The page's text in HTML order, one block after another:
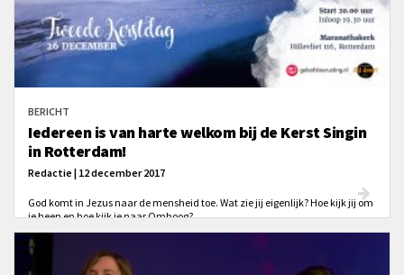
BERICHT
Iedereen is van harte welkom bij de Kerst Singin
in Rotterdam!
Redactie | 12 december 2017
God komt in Jezus naar de mensheid toe. Wat zie jij eigenlijk? Hoe kijk jij om
je heen en hoe kijk je naar Omhoog?